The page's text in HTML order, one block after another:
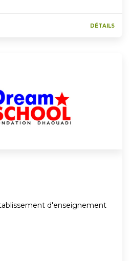
DÉTAILS
d'enseignement